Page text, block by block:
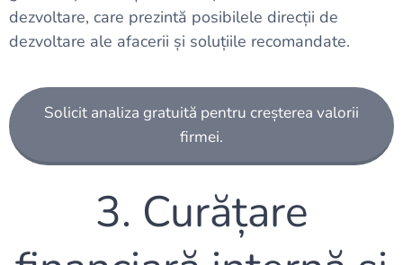
dezvoltare, care prezintă posibilele direcții de
dezvoltare ale afacerii și soluțiile recomandate.
Solicit analiza gratuită pentru creșterea valorii
firmei.
3. Curățare